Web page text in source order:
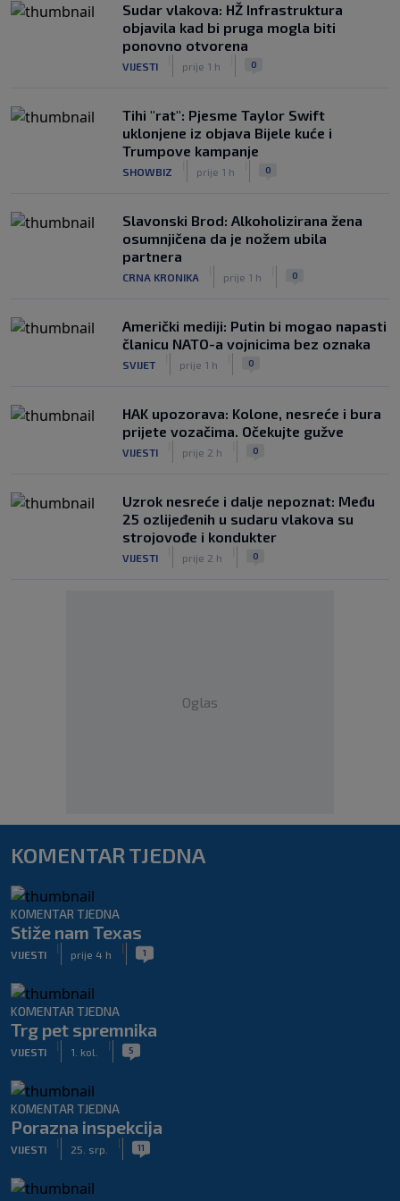
Sudar vlakova: HŽ Infrastruktura
objavila kad bi pruga mogla biti
ponovno otvorena
VIJESTI prije 1 h 0
Tihi "rat": Pjesme Taylor Swift
uklonjene iz objava Bijele kuće i
Trumpove kampanje
SHOWBIZ prije 1 h 0
Slavonski Brod: Alkoholizirana žena
osumnjičena da je nožem ubila
partnera
CRNA KRONIKA prije 1 h 0
Američki mediji: Putin bi mogao napasti
članicu NATO-a vojnicima bez oznaka
SVIJET prije 1 h 0
HAK upozorava: Kolone, nesreće i bura
prijete vozačima. Očekujte gužve
VIJESTI prije 2 h 0
Uzrok nesreće i dalje nepoznat: Među
25 ozlijeđenih u sudaru vlakova su
strojovođe i kondukter
VIJESTI prije 2 h 0
Oglas
KOMENTAR TJEDNA
KOMENTAR TJEDNA
Stiže nam Texas
VIJESTI
|
prije 4 h
| 1
KOMENTAR TJEDNA
Trg pet spremnika
VIJESTI
|
1. kol.
| 5
KOMENTAR TJEDNA
Porazna inspekcija
VIJESTI
|
25. srp.
| 11